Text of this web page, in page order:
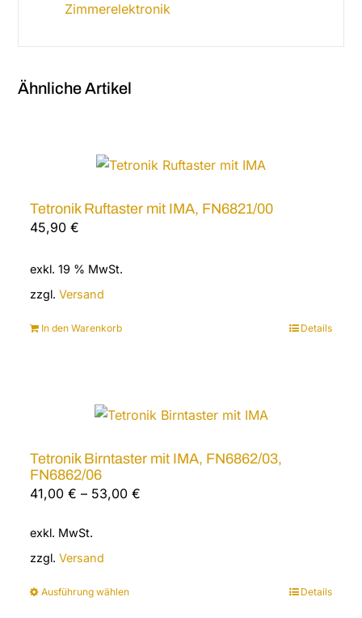
Zimmerelektronik
Ähnliche Artikel
Tetronik Ruftaster mit IMA, FN6821/00
45,90€
exkl. 19 % MwSt.
zzgl.Versand
In den Warenkorb Details
Tetronik Birntaster mit IMA, FN6862/03,
FN6862/06
41,00€ – 53,00€
exkl. MwSt.
zzgl.Versand
Ausführung wählenDieses
Details